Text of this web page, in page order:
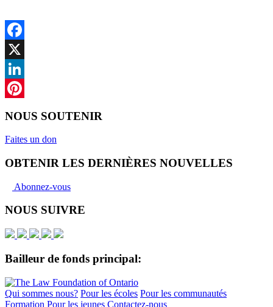
Facebook
X
LinkedIn
NOUS SOUTENIR
Faites un don
OBTENIR LES DERNIÈRES NOUVELLES
Abonnez-vous
NOUS SUIVRE
Bailleur de fonds principal:
Qui sommes nous? Pour les écoles Pour les communautés
Formation Pour les jeunes Contactez-nous